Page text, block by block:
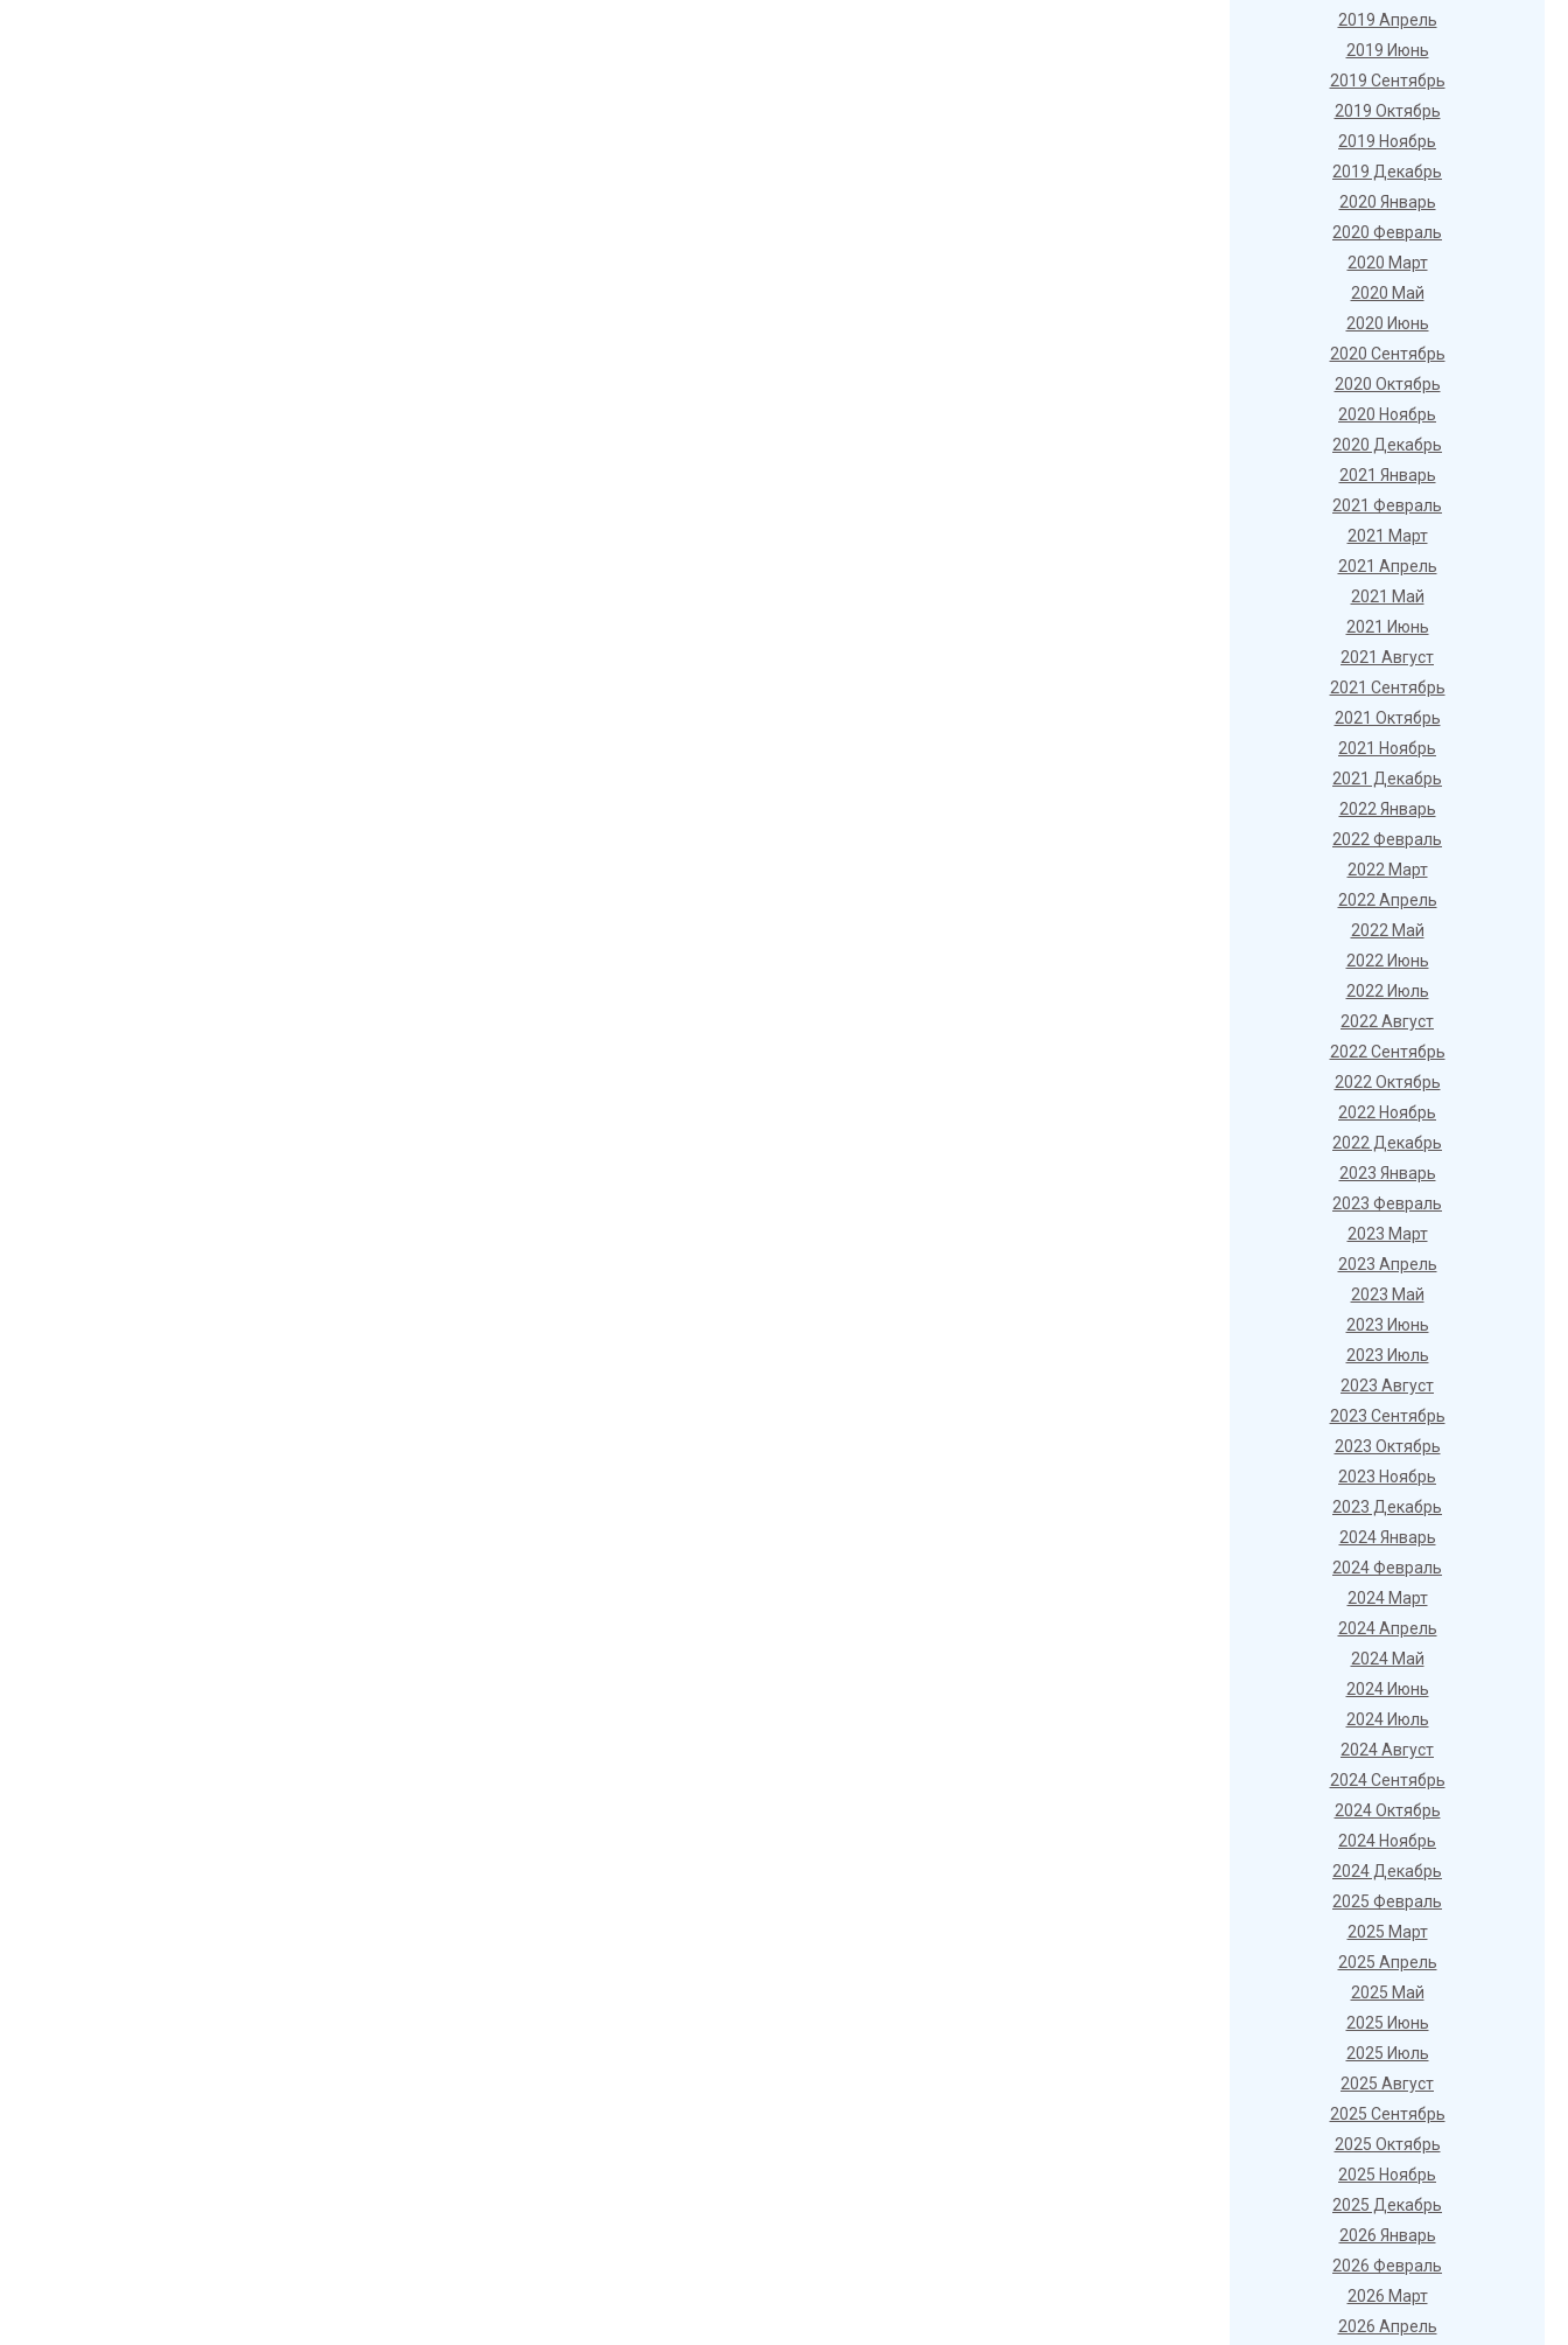
2019 Апрель
2019 Июнь
2019 Сентябрь
2019 Октябрь
2019 Ноябрь
2019 Декабрь
2020 Январь
2020 Февраль
2020 Март
2020 Май
2020 Июнь
2020 Сентябрь
2020 Октябрь
2020 Ноябрь
2020 Декабрь
2021 Январь
2021 Февраль
2021 Март
2021 Апрель
2021 Май
2021 Июнь
2021 Август
2021 Сентябрь
2021 Октябрь
2021 Ноябрь
2021 Декабрь
2022 Январь
2022 Февраль
2022 Март
2022 Апрель
2022 Май
2022 Июнь
2022 Июль
2022 Август
2022 Сентябрь
2022 Октябрь
2022 Ноябрь
2022 Декабрь
2023 Январь
2023 Февраль
2023 Март
2023 Апрель
2023 Май
2023 Июнь
2023 Июль
2023 Август
2023 Сентябрь
2023 Октябрь
2023 Ноябрь
2023 Декабрь
2024 Январь
2024 Февраль
2024 Март
2024 Апрель
2024 Май
2024 Июнь
2024 Июль
2024 Август
2024 Сентябрь
2024 Октябрь
2024 Ноябрь
2024 Декабрь
2025 Февраль
2025 Март
2025 Апрель
2025 Май
2025 Июнь
2025 Июль
2025 Август
2025 Сентябрь
2025 Октябрь
2025 Ноябрь
2025 Декабрь
2026 Январь
2026 Февраль
2026 Март
2026 Апрель